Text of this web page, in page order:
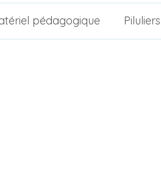
pédagogique